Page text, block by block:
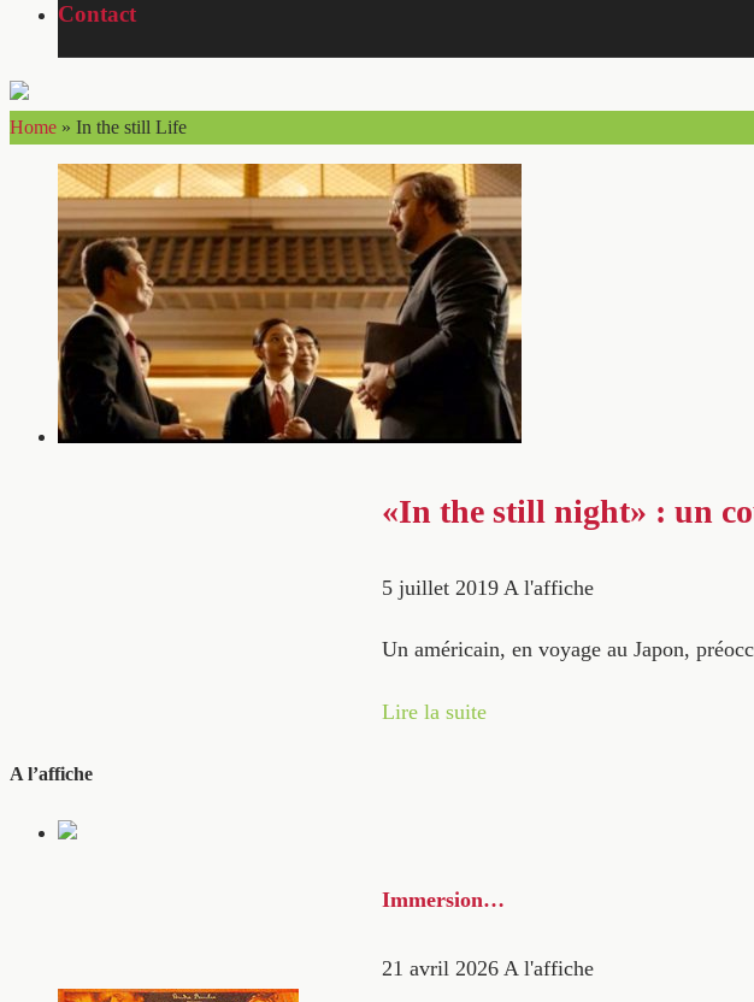
Contact
Home » In the still Life
«In the still night» : un
5 juillet 2019 A l'affiche
Un américain, en voyage au Japon,
Lire la suite
A l’affiche
Immersion…
21 avril 2026 A l'affiche